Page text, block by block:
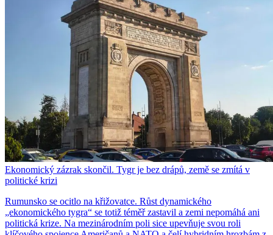
Ekonomický zázrak skončil. Tygr je bez drápů, země se zmítá v
politické krizi
Rumunsko se ocitlo na křižovatce. Růst dynamického
„ekonomického tygra“ se totiž téměř zastavil a zemi nepomáhá ani
politická krize. Na mezinárodním poli sice upevňuje svou roli